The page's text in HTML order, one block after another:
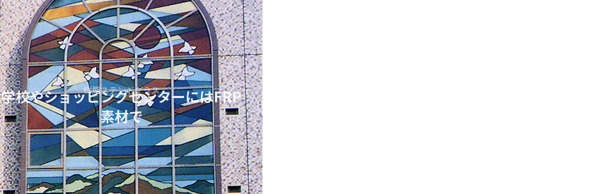
樹脂ステンドグラス
学校やショッピングセンターにはFRP
素材で